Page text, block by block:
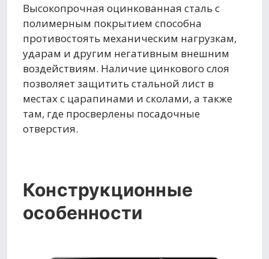
Высокопрочная оцинкованная сталь с
полимерным покрытием способна
противостоять механическим нагрузкам,
ударам и другим негативным внешним
воздействиям. Наличие цинкового слоя
позволяет защитить стальной лист в
местах с царапинами и сколами, а также
там, где просверлены посадочные
отверстия.
Конструкционные
особенности